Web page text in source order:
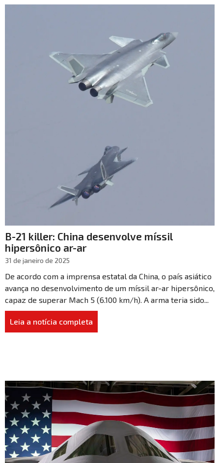
B-21 killer: China desenvolve míssil
hipersônico ar-ar
31 de janeiro de 2025
De acordo com a imprensa estatal da China, o país asiático
avança no desenvolvimento de um míssil ar-ar hipersônico,
capaz de superar Mach 5 (6.100 km/h). A arma teria sido...
Leia a notícia completa